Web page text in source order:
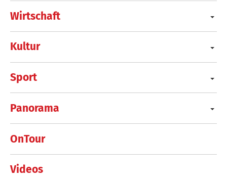
Wirtschaft
Kultur
Sport
Panorama
OnTour
Videos